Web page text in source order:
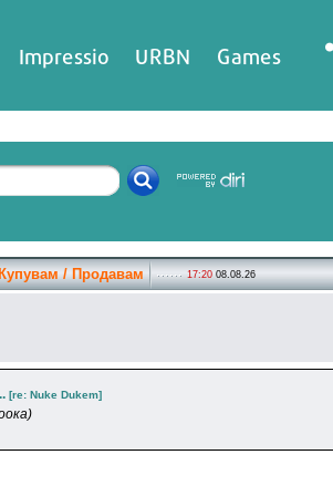
Impressio URBN Games
Купувам / Продавам 17:20 08.08.26
[re: Nuke Dukem]